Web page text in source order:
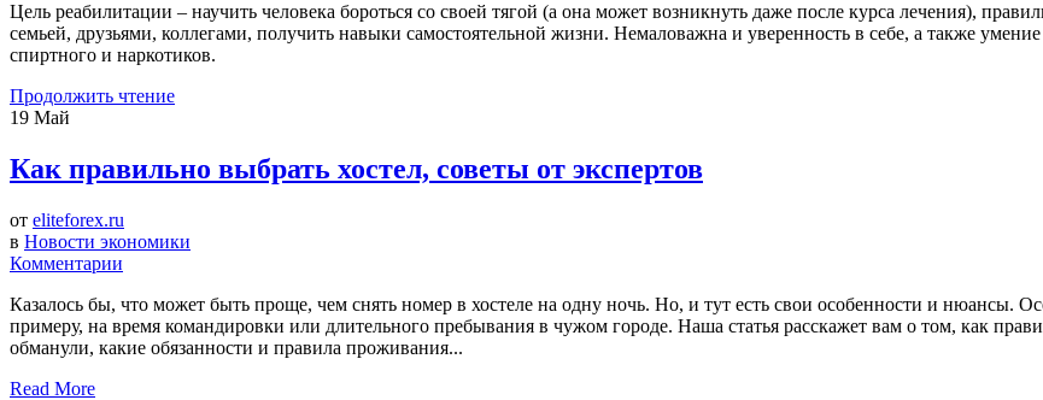
Цель реабилитации – научить человека бороться со своей тягой (а она может возникнуть даже после курса лечения),
семьей, друзьями, коллегами, получить навыки самостоятельной жизни. Немаловажна и уверенность в себе, а также
спиртного и наркотиков.
Продолжить чтение
19 Май
Как правильно выбрать хостел, советы от экспертов
от eliteforex.ru
в Новости экономики
Комментарии
Казалось бы, что может быть проще, чем снять номер в хостеле на одну ночь. Но, и тут есть свои особенности и нюансы.
примеру, на время командировки или длительного пребывания в чужом городе. Наша статья расскажет вам о том, как
обманули, какие обязанности и правила проживания...
Read More